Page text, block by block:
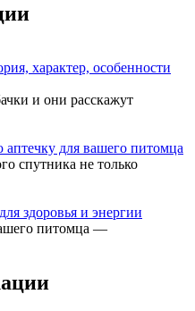
характер, особенности
и они расскажут
для вашего питомца
спутника не только
здоровья и энергии
питомца —